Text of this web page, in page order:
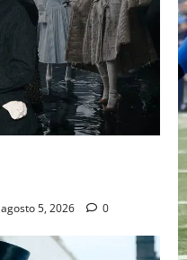
agosto 5, 2026 0